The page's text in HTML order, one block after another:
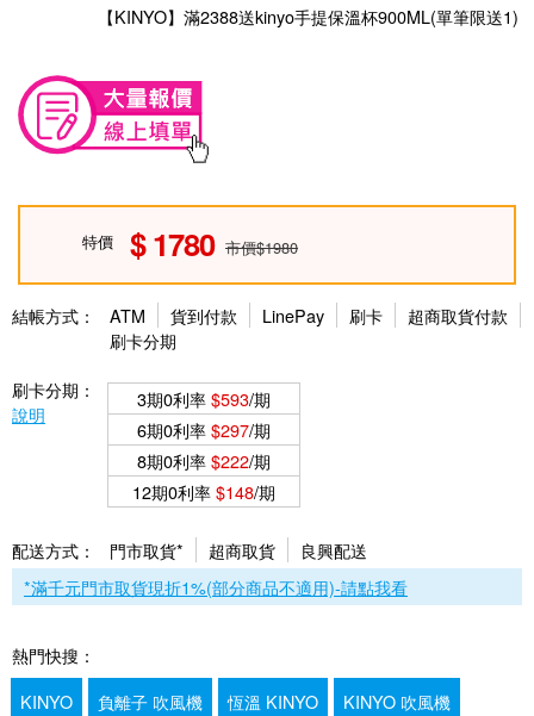
【KINYO】滿2388送kinyo手提保溫杯900ML(單筆限送1)
特價 1780 市價$1980
結帳方式： ATM 貨到付款 LinePay 刷卡
超商取貨付款
刷卡分期
刷卡分期：
說明
3期0利率$593/期
6期0利率$297/期
8期0利率$222/期
12期0利率$148/期
配送方式： 門市取貨* 超商取貨
良興配送
*滿千元門市取貨現折1%(部分商品不適用)-請點我看
熱門快搜：
KINYO
負離子 吹風機 恆溫 KINYO KINYO 吹風機